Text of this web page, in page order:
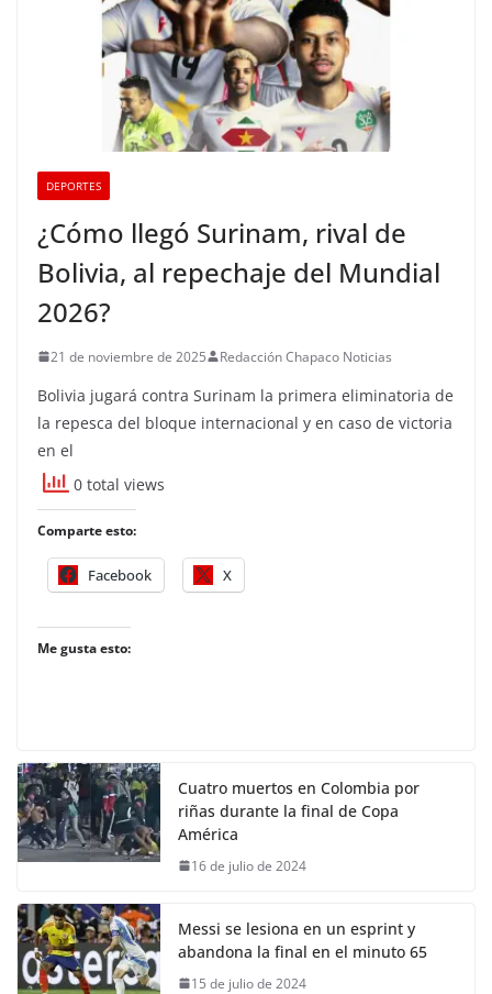
DEPORTES
¿Cómo llegó Surinam, rival de
Bolivia, al repechaje del Mundial
2026?
21 de noviembre de 2025 Redacción Chapaco Noticias
Bolivia jugará contra Surinam la primera eliminatoria de
la repesca del bloque internacional y en caso de victoria
en el
0 total views
Comparte esto:
Facebook X
Me gusta esto:
Cuatro muertos en Colombia por
riñas durante la final de Copa
América
16 de julio de 2024
Messi se lesiona en un esprint y
abandona la final en el minuto 65
15 de julio de 2024